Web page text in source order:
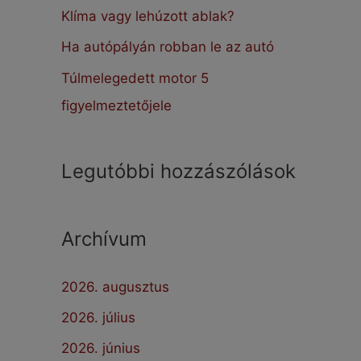
:Klíma vagy lehúzott ablak?
Ha autópályán robban le az autó
Túlmelegedett motor 5
figyelmeztetőjele
Legutóbbi hozzászólások
Archívum
2026. augusztus
2026. július
2026. június